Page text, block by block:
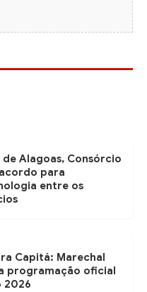
Alagoas, Consórcio
para
entre os
Capitá: Marechal
programação oficial
2026